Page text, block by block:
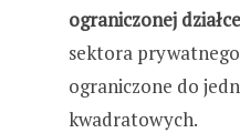
ograniczonej działce
sektora
ograniczone do
kwadratowych.